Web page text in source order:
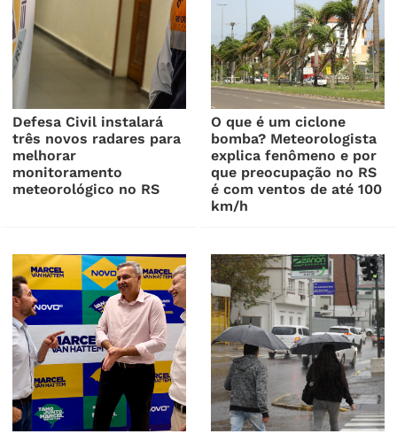
Defesa Civil instalará
três novos radares para
melhorar
monitoramento
meteorológico no RS
O que é um ciclone
bomba? Meteorologista
explica fenômeno e por
que preocupação no RS
é com ventos de até 100
km/h